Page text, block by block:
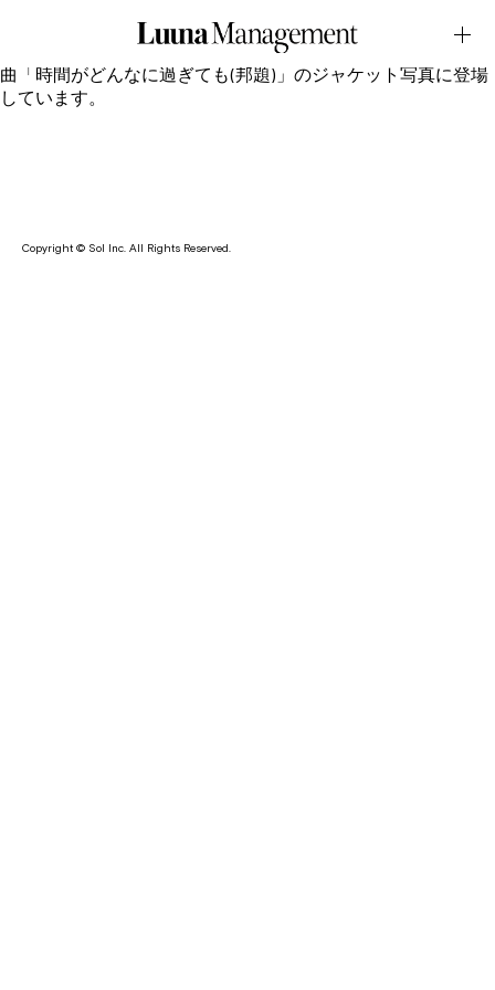
July.01.2026Latest News
青木瞳が韓国のシンガーソングライター / イム・セジュンの新
曲「時間がどんなに過ぎても(邦題)」のジャケット写真に登場
しています。
Copyright © Sol Inc. All Rights Reserved.